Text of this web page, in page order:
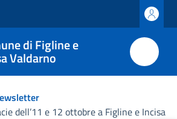
di Figline e
Valdarno
dell’11 e 12 ottobre a Figline e Incisa